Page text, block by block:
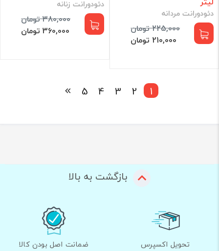
دئودورانت مردانه
225,000 تومان
210,000 تومان
دئودورانت زنانه
380,000 تومان
360,000 تومان
1
2
3
4
5
بازگشت به بالا
تحویل اکسپرس ضمانت اصل بودن کالا